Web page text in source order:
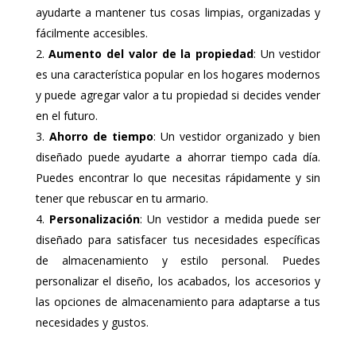
ayudarte a mantener tus cosas limpias, organizadas y
fácilmente accesibles.
Aumento del valor de la propiedad: Un vestidor
es una característica popular en los hogares modernos
y puede agregar valor a tu propiedad si decides vender
en el futuro.
Ahorro de tiempo: Un vestidor organizado y bien
diseñado puede ayudarte a ahorrar tiempo cada día.
Puedes encontrar lo que necesitas rápidamente y sin
tener que rebuscar en tu armario.
Personalización: Un vestidor a medida puede ser
diseñado para satisfacer tus necesidades específicas
de almacenamiento y estilo personal. Puedes
personalizar el diseño, los acabados, los accesorios y
las opciones de almacenamiento para adaptarse a tus
necesidades y gustos.